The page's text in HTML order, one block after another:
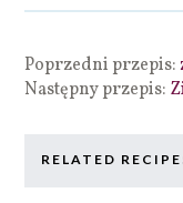
Poprzedni przepis:
Następny przepis:
RELATED